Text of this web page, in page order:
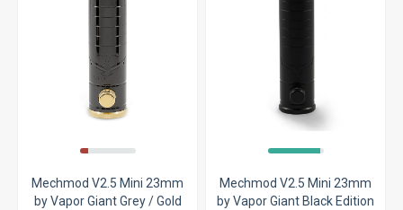
Mechmod V2.5 Mini 23mm
by Vapor Giant Grey / Gold
Mechmod V2.5 Mini 23mm
by Vapor Giant Black Edition